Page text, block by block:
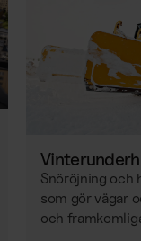
Snöröjning och
som gör vägar
och